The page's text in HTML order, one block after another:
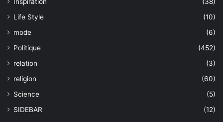
Inspiration
(38)
Life Style
(10)
mode
(6)
Politique
(452)
relation
(3)
religion
(60)
Science
(5)
SIDEBAR
(12)